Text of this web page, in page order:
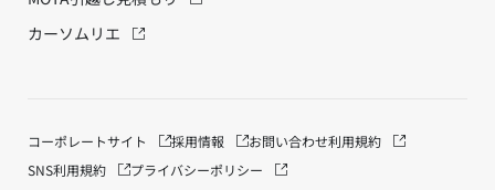
カーソムリエ
コーポレートサイト 採用情報 お問い合わせ利用規約
SNS利用規約
プライバシーポリシー